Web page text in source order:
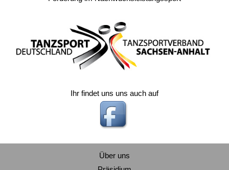
Ihr findet uns uns auch auf
Über uns